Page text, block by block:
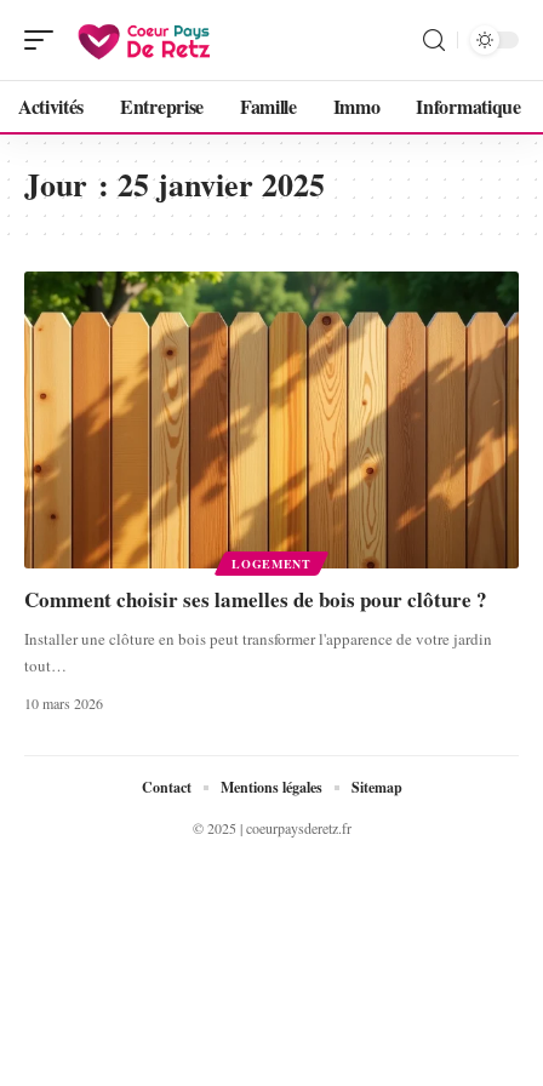
Activités Entreprise Famille Immo Informatique
Jour :25 janvier 2025
LOGEMENT
Comment choisir ses lamelles de bois pour clôture ?
Installer une clôture en bois peut transformer l'apparence de votre jardin
tout…
10 mars 2026
© 2025 | coeurpaysderetz.fr
Contact Mentions légales Sitemap